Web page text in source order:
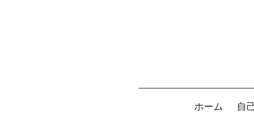
ホーム 自